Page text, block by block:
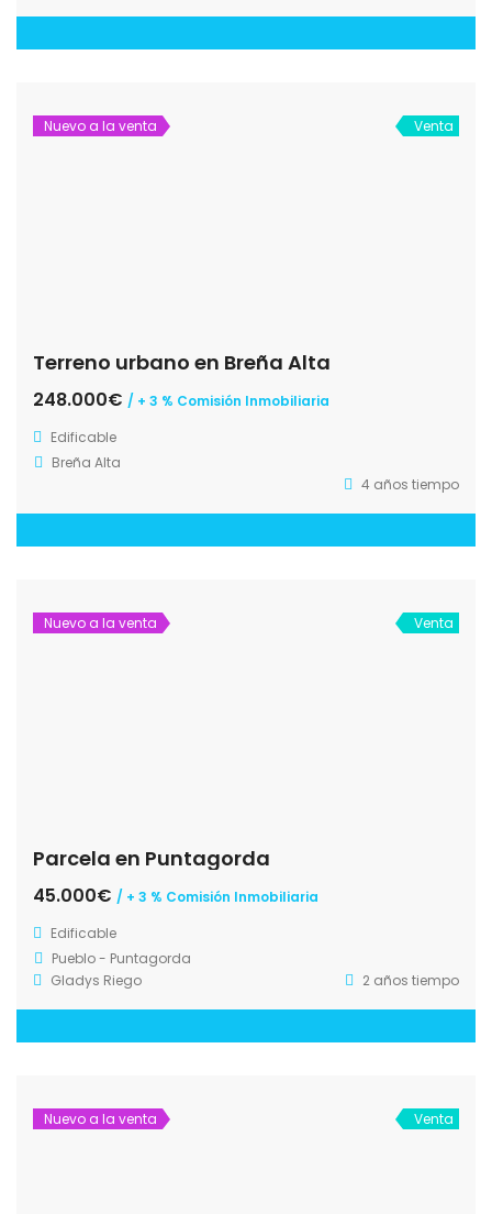
Nuevo a la venta Venta
Terreno urbano en Breña Alta
248.000€ / + 3 % Comisión Inmobiliaria
Edificable
Breña Alta
4 años tiempo
Nuevo a la venta Venta
Parcela en Puntagorda
45.000€ / + 3 % Comisión Inmobiliaria
Edificable
Pueblo - Puntagorda
Gladys Riego
2 años tiempo
Nuevo a la venta Venta